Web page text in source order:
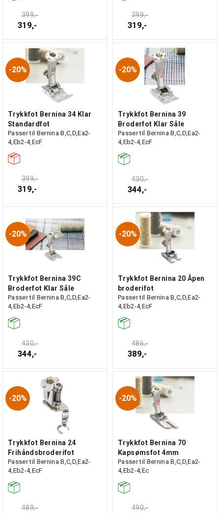
399,-
319,-
399,-
319,-
20%
Trykkfot Bernina 34 Klar
Standardfot
Passer til Bernina B,C,D,Ea2-
4,Eb2-4,EcF
399,-
319,-
20%
Trykkfot Bernina 39
Broderfot Klar Såle
Passer til Bernina B,C,D,Ea2-
4,Eb2-4,EcF
430,-
344,-
20%
Trykkfot Bernina 39C
Broderfot Klar Såle
Passer til Bernina B,C,D,Ea2-
4,Eb2-4,EcF
430,-
344,-
20%
Trykkfot Bernina 20 Åpen
broderifot
Passer til Bernina B,C,D,Ea2-
4,Eb2-4,EcF
486,-
389,-
20%
Trykkfot Bernina 24
Frihåndsbroderifot
Passer til Bernina B,C,D,Ea2-
4,Eb2-4,EcF
489,-
20%
Trykkfot Bernina 70
Kapsømsfot 4mm
Passer til Bernina B,C,D,Ea2-
4,Eb2-4,Ec
490,-